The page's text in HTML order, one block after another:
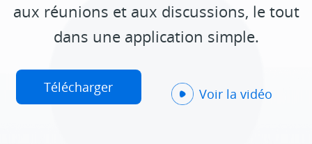
aux réunions et aux discussions, le tout
dans une application simple.
Télécharger Voir la vidéo